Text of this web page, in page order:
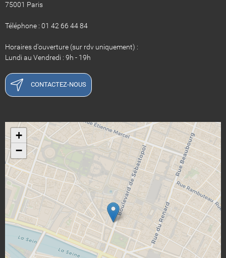
75001 Paris
Téléphone : 01 42 66 44 84
Horaires d'ouverture (sur rdv uniquement) :
Lundi au Vendredi : 9h - 19h
CONTACTEZ-NOUS
+
−